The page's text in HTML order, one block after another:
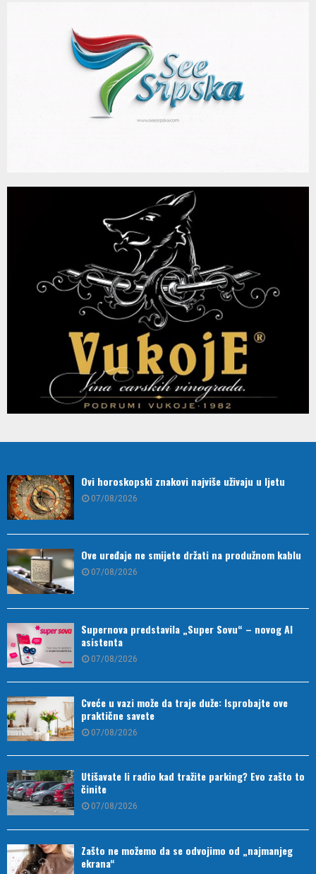
Ovi horoskopski znakovi najviše uživaju u ljetu
07/08/2026
Ove uređaje ne smijete držati na produžnom kablu
07/08/2026
Supernova predstavila „Super Sovu“ – novog AI
asistenta
07/08/2026
Cveće u vazi može da traje duže: Isprobajte ove
praktične savete
07/08/2026
Utišavate li radio kad tražite parking? Evo zašto to
činite
07/08/2026
Zašto ne možemo da se odvojimo od „najmanjeg
ekrana“